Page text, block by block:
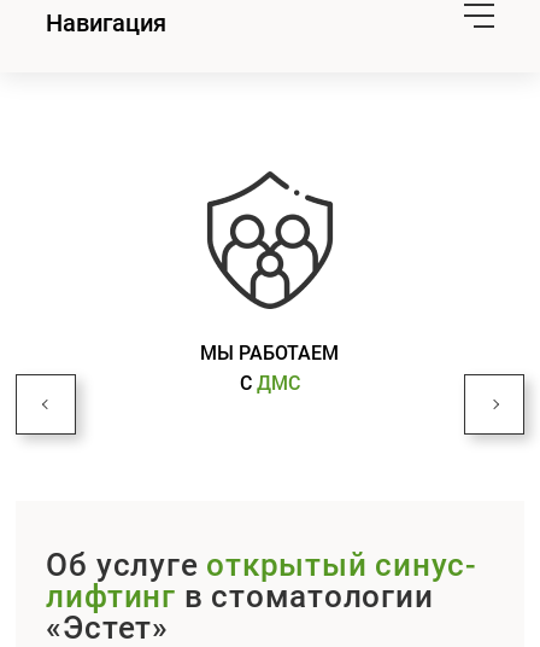
Навигация
МЫ РАБОТАЕМ
С ДМС
Об услуге открытый синус-
лифтинг в стоматологии
«Эстет»